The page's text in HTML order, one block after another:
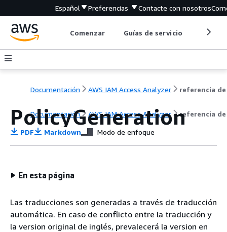
Español Preferencias Contacte con nosotros
Comenzar Guías de servicio
Documentación AWS IAM Access Analyzer
Documentación AWS IAM Access Analyzer referencia de
PolicyGeneration
PDF Markdown Modo de enfoque
En esta página
Las traducciones son generadas a través de traducción
automática. En caso de conflicto entre la traducción y
la version original de inglés, prevalecerá la version en